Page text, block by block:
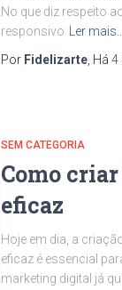
No que diz respeito
responsivo
Ler mais…
Por Fidelizarte , Há 4
SEM CATEGORIA
Como
eficaz
Hoje em dia, a
eficaz é essencial
marketing digital já